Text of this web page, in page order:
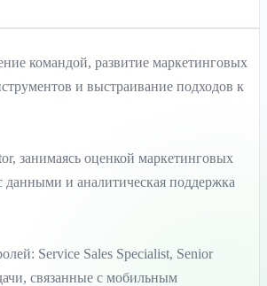
командой, развитие маркетинговых
и выстраивание подходов к
занимаясь оценкой маркетинговых
и аналитическая поддержка
Service Sales Specialist, Senior
связанные с мобильным